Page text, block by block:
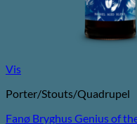
Vis
Porter/Stouts/Quadrupel
Fanø Bryghus Genius of